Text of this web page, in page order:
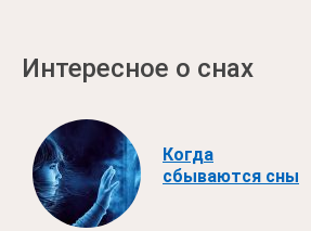
Интересное о снах
Когда
сбываются сны